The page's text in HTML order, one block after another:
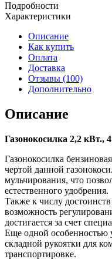
Подробности
Характеристики
Описание
Как купить
Оплата
Доставка
Отзывы (100)
Дополнительно
Описание
Газонокосилка 2,2 кВт.,
Газонокосилка
чертой данной
мульчирования, что
естественного удобрения.
Также к числу
возможность
достигается за счет
Еще одной особенностью
складной рукоятки для
транспортировке.